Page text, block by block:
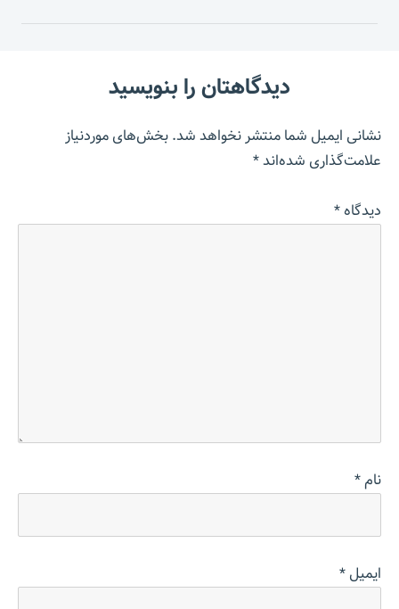
دیدگاهتان را بنویسید
نشانی ایمیل شما منتشر نخواهد شد.بخش‌های موردنیاز
علامت‌گذاری شده‌اند*
دیدگاه*
نام*
ایمیل*